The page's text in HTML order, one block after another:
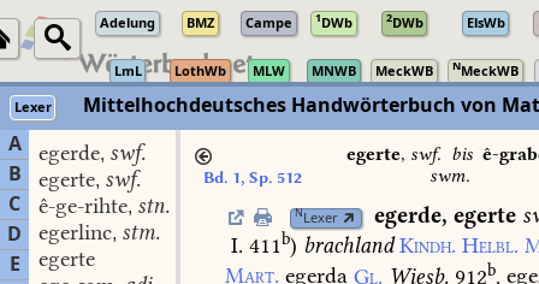
Adelung BMZ Campe 1DWb 2DWb ElsWb
LmL LothWb MLW MNWB MeckWB NMeckWB
Lexer
Mittelhochdeutsches Handwörterbuch von
A
B
C
D
E
egerde, swf.
egerte, swf.
ê-ge-rihte, stn.
egerlinc, stm.
egerte
Bd. 1, Sp. 512
egerte, swf. bis ê-
swm.
NLexer egerde, egerte
I. 411b) brachland Kindh. Helbl.
Mart. egerda Gl. Wiesb. 912b.